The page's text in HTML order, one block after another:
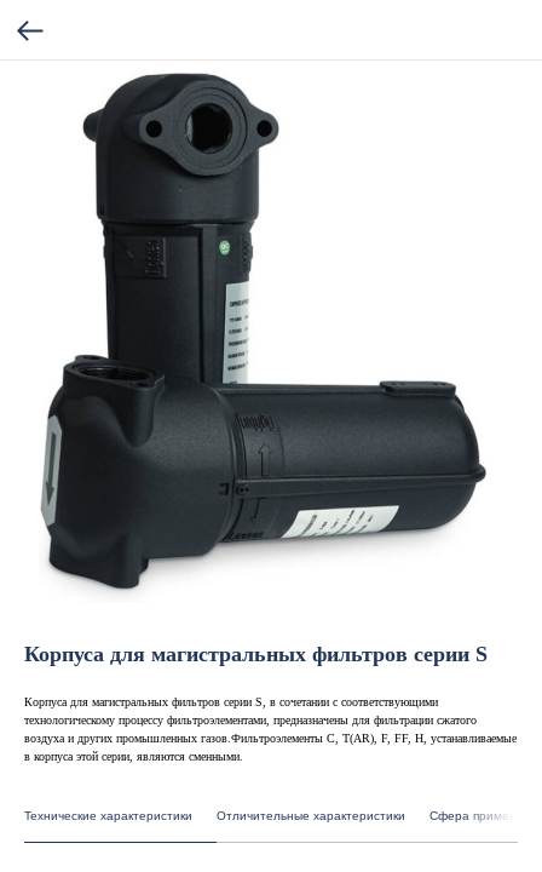
Корпуса для магистральных фильтров серии S
Корпуса для магистральных фильтров серии S, в сочетании с соответствующими
технологическому процессу фильтроэлементами, предназначены для фильтрации сжатого
воздуха и других промышленных газов.Фильтроэлементы C, T(AR), F, FF, H, устанавливаемые
в корпуса этой серии, являются сменными.
Технические характеристики Отличительные характеристики Сфера